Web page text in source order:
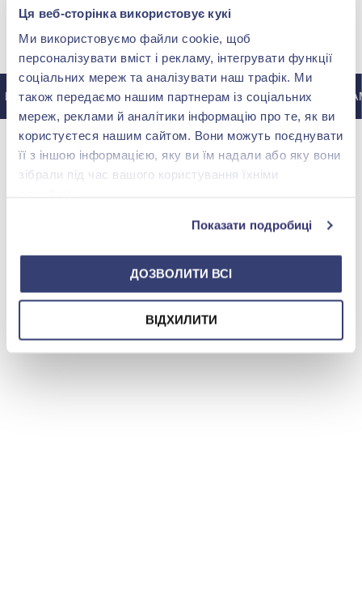
Ця веб-сторінка використовує кукі
Ми використовуємо файли cookie, щоб
персоналізувати вміст і рекламу, інтегрувати функції
соціальних мереж та аналізувати наш трафік. Ми
також передаємо нашим партнерам із соціальних
мереж, реклами й аналітики інформацію про те, як ви
користуєтеся нашим сайтом. Вони можуть поєднувати
її з іншою інформацією, яку ви їм надали або яку вони
зібрали під час вашого користування їхніми
Показати подробиці
ДОЗВОЛИТИ ВСІ
ВІДХИЛИТИ
МЫ В INSTAGRAM
ИНСТАГРАМ @ZOLOTAKOROLEVA В ИНСТАГРАМ